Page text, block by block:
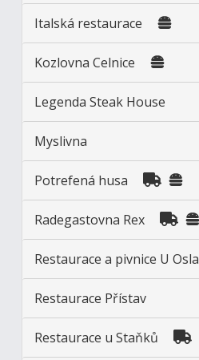
Italská restaurace
Kozlovna Celnice
Legenda Steak House
Myslivna
Potrefená husa
Radegastovna Rex
Restaurace a pivnice U Osla
Restaurace Přístav
Restaurace u Staňků